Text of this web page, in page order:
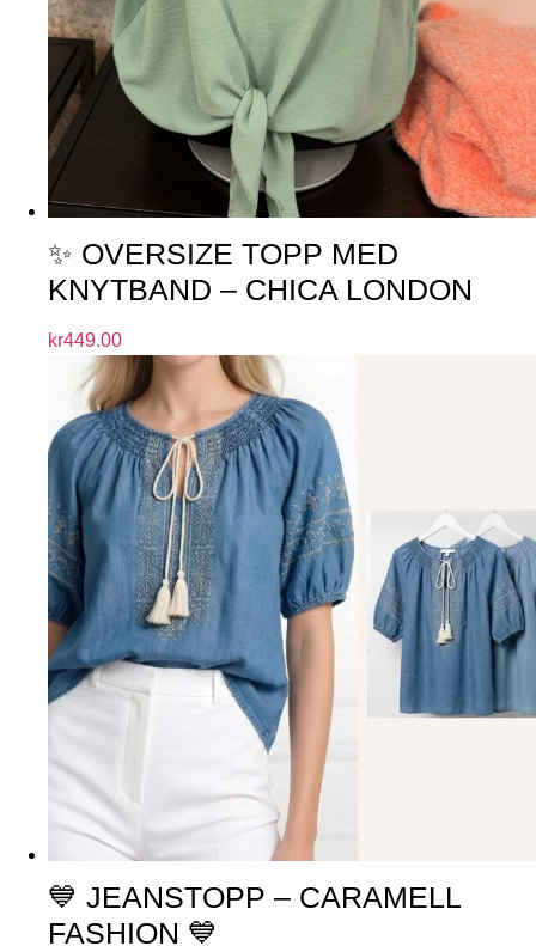
✨ OVERSIZE TOPP MED
KNYTBAND – CHICA LONDON
kr449.00
💙 JEANSTOPP – CARAMELL
FASHION 💙